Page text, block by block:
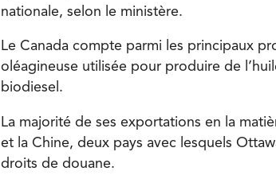
nationale, selon le ministère.
Le Canada compte parmi les principaux
oléagineuse utilisée pour produire de
biodiesel.
La majorité de ses exportations en la
et la Chine, deux pays avec lesquels
droits de douane.